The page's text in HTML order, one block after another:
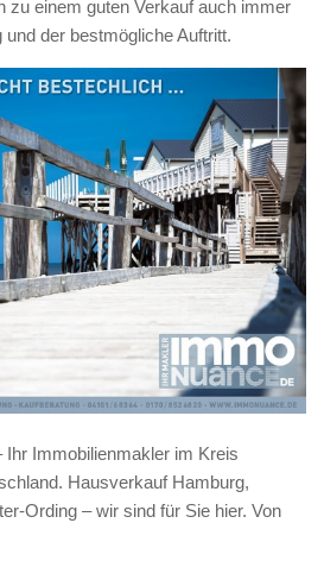
zu einem guten Verkauf auch immer
der bestmögliche Auftritt.
Ihr Immobilienmakler im Kreis
Hausverkauf Hamburg,
Ording – wir sind für Sie hier. Von